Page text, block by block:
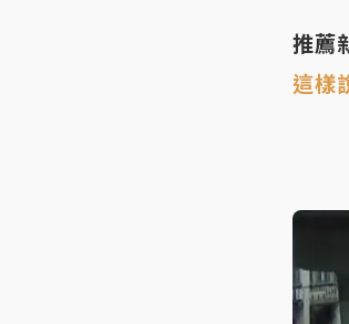
推
這樣